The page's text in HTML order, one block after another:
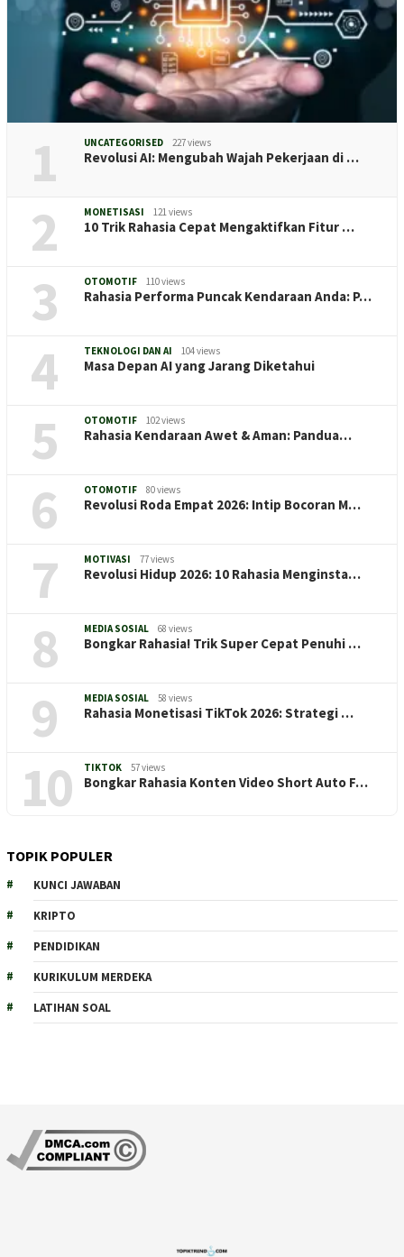
1 UNCATEGORISED 227 views
Revolusi AI: Mengubah Wajah Pekerjaan di …
2 MONETISASI 121 views
10 Trik Rahasia Cepat Mengaktifkan Fitur …
3 OTOMOTIF 110 views
Rahasia Performa Puncak Kendaraan Anda: P…
4 TEKNOLOGI DAN AI 104 views
Masa Depan AI yang Jarang Diketahui
5 OTOMOTIF 102 views
Rahasia Kendaraan Awet & Aman: Pandua…
6 OTOMOTIF 80 views
Revolusi Roda Empat 2026: Intip Bocoran M…
7 MOTIVASI 77 views
Revolusi Hidup 2026: 10 Rahasia Menginsta…
8 MEDIA SOSIAL 68 views
Bongkar Rahasia! Trik Super Cepat Penuhi …
9 MEDIA SOSIAL 58 views
Rahasia Monetisasi TikTok 2026: Strategi …
10 TIKTOK 57 views
Bongkar Rahasia Konten Video Short Auto F…
TOPIK POPULER
KUNCI JAWABAN
KRIPTO
PENDIDIKAN
KURIKULUM MERDEKA
LATIHAN SOAL